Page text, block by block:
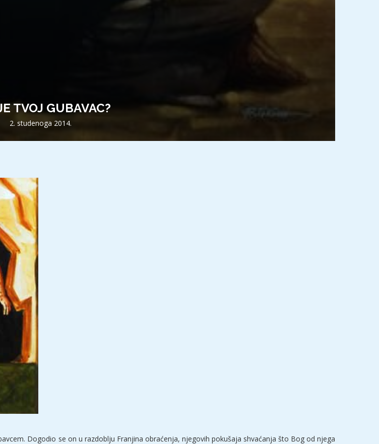
TVOJ GUBAVAC?
2. studenoga 2014.
Dogodio se on u razdoblju Franjina obraćenja, njegovih pokušaja shvaćanja što Bog od njega